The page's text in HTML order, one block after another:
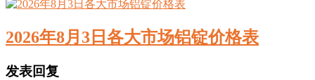
2026年8月3日各大市场铝锭价格表
发表回复